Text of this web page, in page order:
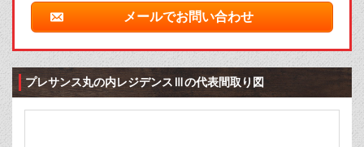
メールでお問い合わせ
プレサンス丸の内レジデンスⅢの代表間取り図